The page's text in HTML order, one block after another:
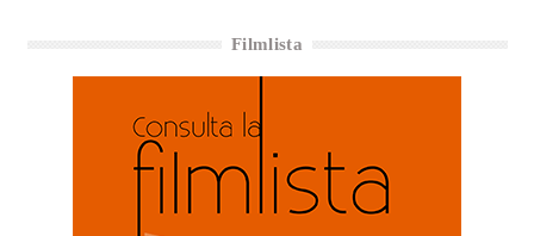
Filmlista